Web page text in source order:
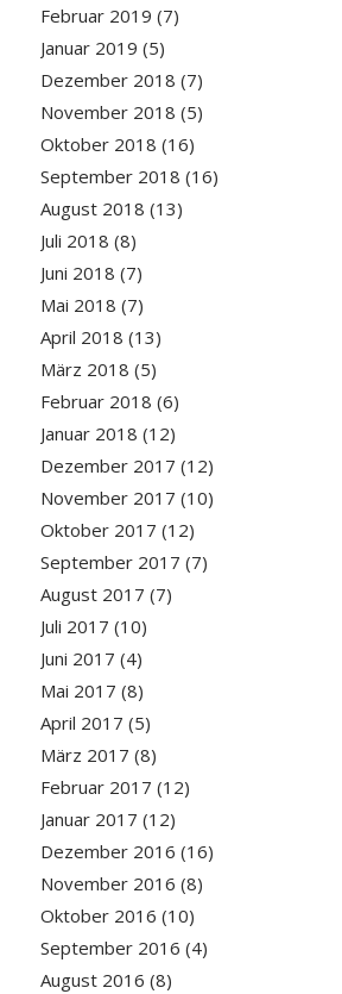
Februar 2019 (7)
Januar 2019 (5)
Dezember 2018 (7)
November 2018 (5)
Oktober 2018 (16)
September 2018 (16)
August 2018 (13)
Juli 2018 (8)
Juni 2018 (7)
Mai 2018 (7)
April 2018 (13)
März 2018 (5)
Februar 2018 (6)
Januar 2018 (12)
Dezember 2017 (12)
November 2017 (10)
Oktober 2017 (12)
September 2017 (7)
August 2017 (7)
Juli 2017 (10)
Juni 2017 (4)
Mai 2017 (8)
April 2017 (5)
März 2017 (8)
Februar 2017 (12)
Januar 2017 (12)
Dezember 2016 (16)
November 2016 (8)
Oktober 2016 (10)
September 2016 (4)
August 2016 (8)